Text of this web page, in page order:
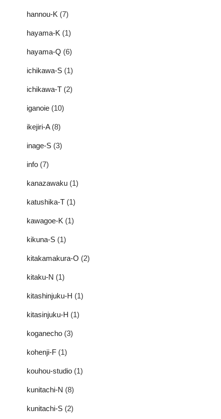
hannou-K (7)
hayama-K (1)
hayama-Q (6)
ichikawa-S (1)
ichikawa-T (2)
iganoie (10)
ikejiri-A(8)
inage-S (3)
info (7)
kanazawaku (1)
katushika-T (1)
kawagoe-K (1)
kikuna-S (1)
kitakamakura-O (2)
kitaku-N (1)
kitashinjuku-H (1)
kitasinjuku-H (1)
koganecho (3)
kohenji-F (1)
kouhou-studio (1)
kunitachi-N (8)
kunitachi-S (2)